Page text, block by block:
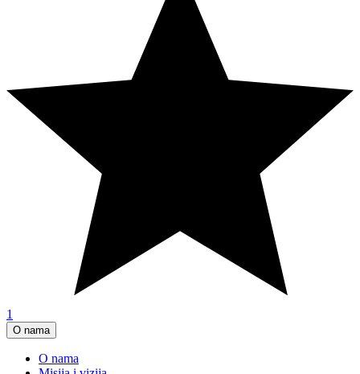
1
O nama
O nama